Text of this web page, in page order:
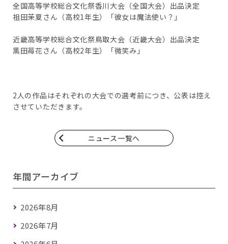
全国高等学校総合文化祭香川大会（全国大会）出品決定
祖田茉夏さん（高校1年生）「彼女は魔法使い？」
近畿高等学校総合文化祭鳥取大会（近畿大会）出品決定
黒田苺花さん（高校2年生）「微笑み」
2人の作品はそれぞれの大会での選考前につき、公表は控え
させていただきます。
ニュース一覧へ
年間アーカイブ
2026年8月
2026年7月